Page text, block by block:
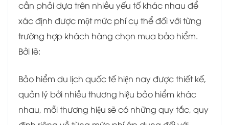
cần phải dựa trên nhiều yếu tố khác nhau để
xác định được một mức phí cụ thể đối với từng
trường hợp khách hàng chọn mua bảo hiểm.
Bởi lẽ:
Bảo hiểm du lịch quốc tế hiện nay được thiết kế,
quản lý bởi nhiều thương hiệu bảo hiểm khác
nhau, mỗi thương hiệu sẽ có những quy tắc, quy